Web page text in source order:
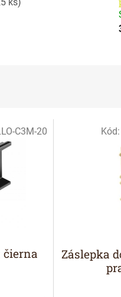
čierna
C3M-20
Záslepka
Kód: